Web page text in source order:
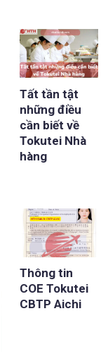
Tất tần tật
những điều
cần biết về
Tokutei Nhà
hàng
Thông tin
COE Tokutei
CBTP Aichi